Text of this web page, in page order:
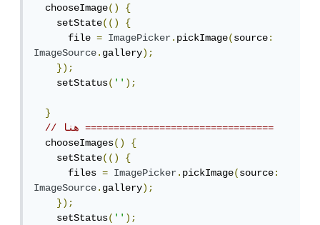
  chooseImage
()
{
    setState
(()
{
      file
= ImagePicker.pickImage(source:
ImageSource.gallery);
});
    setStatus
('');
}
// هنا =================================
  chooseImages
()
{
    setState
(()
{
      files
= ImagePicker.pickImage(source:
ImageSource.gallery);
});
    setStatus
('');